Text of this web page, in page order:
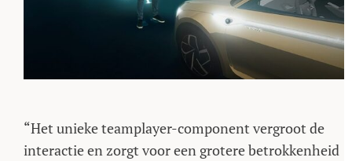
“Het unieke teamplayer-component vergroot de
interactie en zorgt voor een grotere betrokkenheid